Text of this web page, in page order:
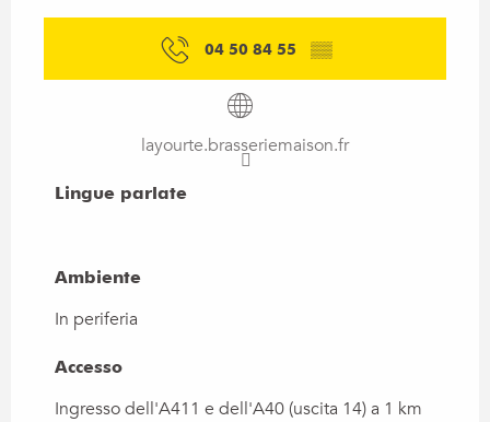
04 50 84 55 ▒▒
layourte.brasseriemaison.fr
Lingue parlate
Lingue parlate
Ambiente
Ambiente
In periferia
Accesso
Accesso
Ingresso dell'A411 e dell'A40 (uscita 14) a 1 km